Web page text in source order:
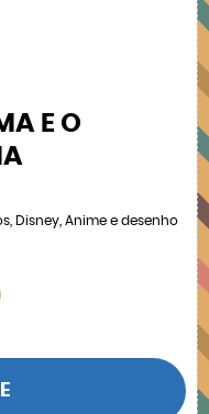
E O
Disney Anime e desenho